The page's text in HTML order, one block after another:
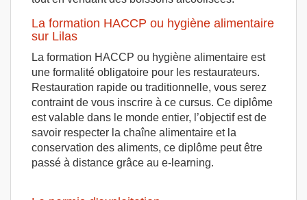
La formation HACCP ou hygiène alimentaire
sur Lilas
La formation HACCP ou hygiène alimentaire est
une formalité obligatoire pour les restaurateurs.
Restauration rapide ou traditionnelle, vous serez
contraint de vous inscrire à ce cursus. Ce diplôme
est valable dans le monde entier, l’objectif est de
savoir respecter la chaîne alimentaire et la
conservation des aliments, ce diplôme peut être
passé à distance grâce au e-learning.